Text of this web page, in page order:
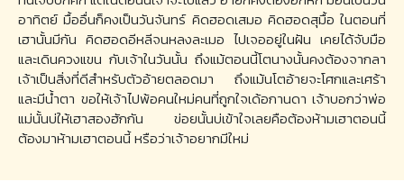
อาทิตย์ มื้ออื่นก็คงเป็นวันจันทร์ คิดฮอดเสมอ คิดฮอดสุมื้อ ในตอนที่
เฮานั้นมีกัน คิดฮอดอีหลีจนหลงละเมอ ไปเจออยู่ในฝัน เคยได้จับมือ
และเดินควงแขน กับเจ้าในวันนั้น ถึงแม้ตอนนี้โตนางนั้นคงต้องจากลา
เจ้าเป็นสิ่งที่ดีสำหรับตัวอ้ายตลอดมา ถึงแม้นโตอ้ายจะโศกและเศร้า
และมีน้ำตา ขอให้เจ้าไปพ้อคนใหม่คนที่ถูกใจเด้อกานดา เจ้าบอกว่าพ่อ
แม่นั้นบ่ให้เฮาสองฮักกัน ข่อยนั้นบ่เข้าใจเลยคือต้องห้ามเฮาตอนนี้
ต้องมาห้ามเฮาตอนนี้ หรือว่าเจ้าอยากมีใหม่